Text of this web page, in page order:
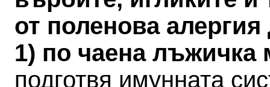
от поленова
1) по чаена
подготвя имунната